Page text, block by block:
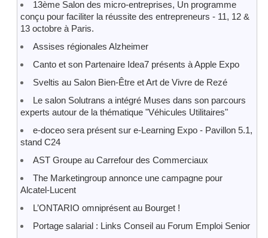
13ème Salon des micro-entreprises, Un programme
conçu pour faciliter la réussite des entrepreneurs - 11, 12 &
13 octobre à Paris.
Assises régionales Alzheimer
Canto et son Partenaire Idea7 présents à Apple Expo
Sveltis au Salon Bien-Être et Art de Vivre de Rezé
Le salon Solutrans a intégré Muses dans son parcours
experts autour de la thématique "Véhicules Utilitaires"
e-doceo sera présent sur e-Learning Expo - Pavillon 5.1,
stand C24
AST Groupe au Carrefour des Commerciaux
The Marketingroup annonce une campagne pour
Alcatel-Lucent
L’ONTARIO omniprésent au Bourget !
Portage salarial : Links Conseil au Forum Emploi Senior